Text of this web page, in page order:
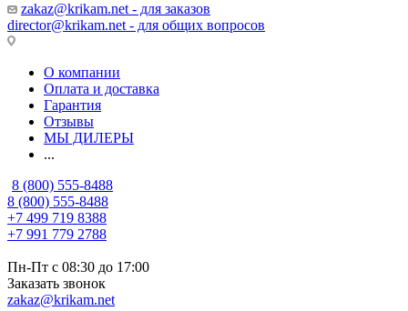
zakaz@krikam.net - для заказов
director@krikam.net - для общих вопросов
О компании
Оплата и доставка
Гарантия
Отзывы
МЫ ДИЛЕРЫ
...
8 (800) 555-8488
8 (800) 555-8488
+7 499 719 8388
+7 991 779 2788
Пн-Пт с 08:30 до 17:00
Заказать звонок
zakaz@krikam.net